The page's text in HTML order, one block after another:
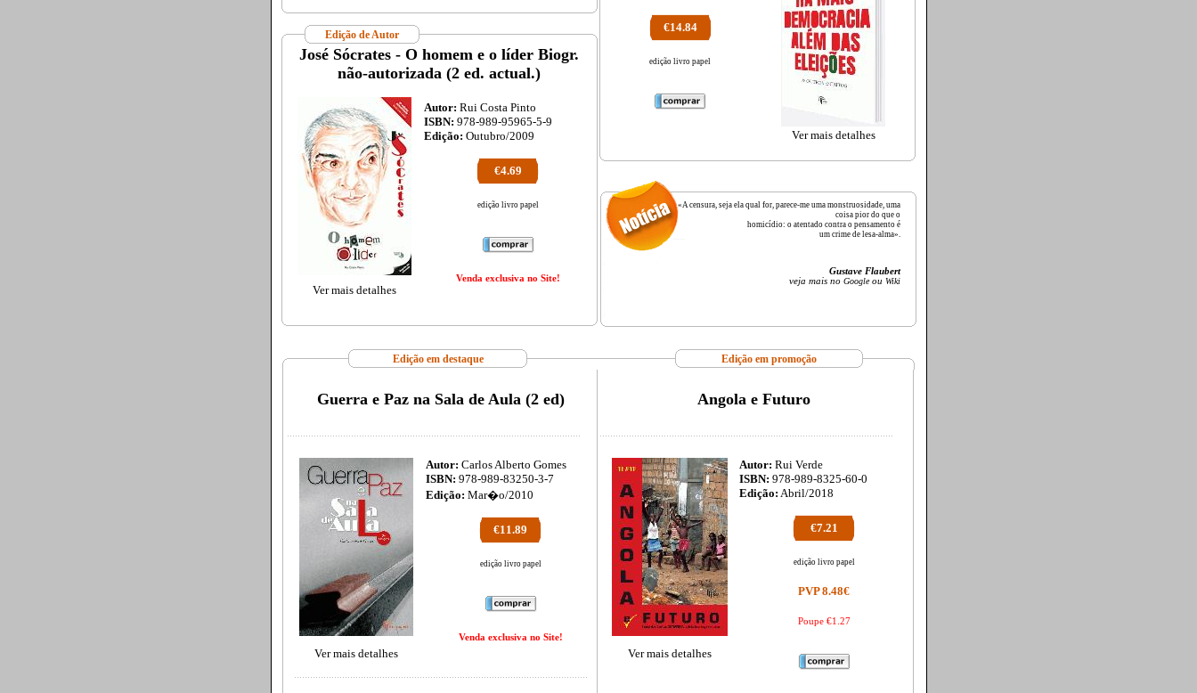
Edição de Autor
José Sócrates - O homem e o líder Biogr.
não-autorizada (2 ed. actual.)
Autor: Rui Costa Pinto
ISBN: 978-989-95965-5-9
Edição: Outubro/2009
€4.69
edição livro papel
Venda exclusiva no Site!
Ver mais detalhes
€14.84
edição livro papel
Ver mais detalhes
«A censura, seja ela qual for, parece-me uma monstruosidade, uma
coisa pior do que o
homicídio: o atentado contra o pensamento é
um crime de lesa-alma».
Gustave Flaubert
veja mais no Googleou Wiki
Edição em destaque Edição em promoção
Guerra e Paz na Sala de Aula (2 ed)
Ver mais detalhes
Autor: Carlos Alberto Gomes
ISBN: 978-989-83250-3-7
Edição: Mar�o/2010
€11.89
edição livro papel
Venda exclusiva no Site!
Angola e Futuro
Ver mais detalhes
Autor: Rui Verde
ISBN: 978-989-8325-60-0
Edição: Abril/2018
€7.21
edição livro papel
PVP 8.48€
Poupe €1.27